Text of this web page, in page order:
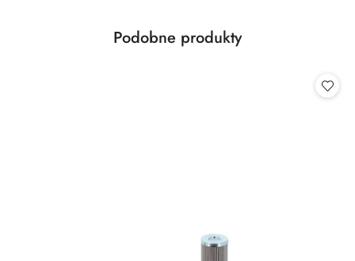
Pomiń karuzelę produktów
Produkty
Podobne produkty